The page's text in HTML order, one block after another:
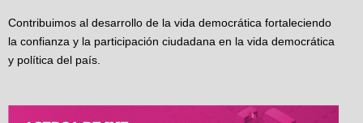
Contribuimos al desarrollo de la vida democrática fortaleciendo
la confianza y la participación ciudadana en la vida democrática
y política del país.